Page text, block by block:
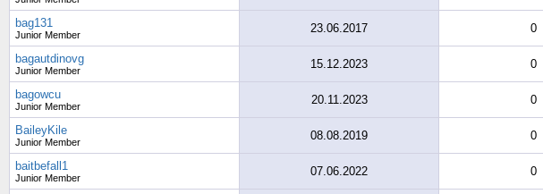
bag131
Junior Member 23.06.2017 0
bagautdinovg
Junior Member 15.12.2023 0
bagowcu
Junior Member 20.11.2023 0
BaileyKile
Junior Member 08.08.2019 0
baitbefall1
Junior Member 07.06.2022 0